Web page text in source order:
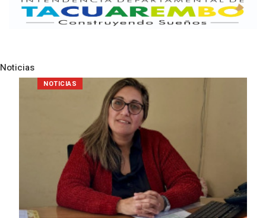
Noticias
POLICIALES